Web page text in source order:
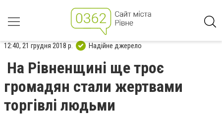
12:40, 21 грудня 2018 р. Надійне джерело
На Рівненщині ще троє
громадян стали жертвами
торгівлі людьми